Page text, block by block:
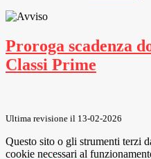
Proroga scadenza
Classi Prime
Ultima revisione il 13-02-2026
Questo sito o gli strumenti terzi
cookie necessari al